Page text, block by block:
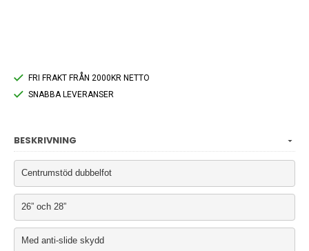
FRI FRAKT FRÅN 2000KR NETTO
SNABBA LEVERANSER
BESKRIVNING
Centrumstöd dubbelfot
26” och 28”
Med anti-slide skydd